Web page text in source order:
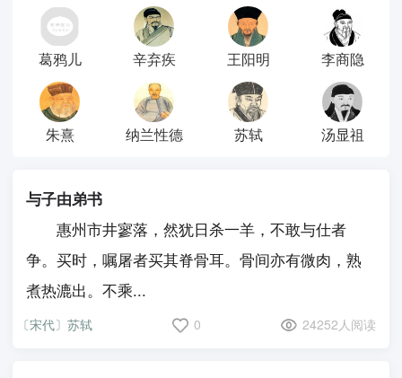
葛鸦儿 辛弃疾 王阳明 李商隐
朱熹 纳兰性德 苏轼 汤显祖
与子由弟书
惠州市井寥落，然犹日杀一羊，不敢与仕者
争。买时，嘱屠者买其脊骨耳。骨间亦有微肉，熟
煮热漉出。不乘...
〔宋代〕苏轼 0 24252人阅读